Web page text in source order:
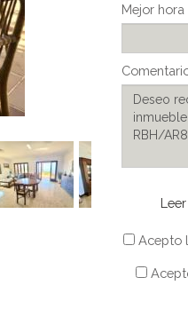
Mejor
Acepto